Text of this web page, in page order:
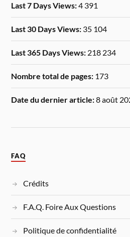
Last 7 Days Views:4 391
Last 30 Days Views: 35 104
Last 365 Days Views: 218 234
Nombre total de pages: 173
Date du dernier article:8 août
FAQ
Crédits
F.A.Q. Foire Aux Questions
Politique de confidentialité